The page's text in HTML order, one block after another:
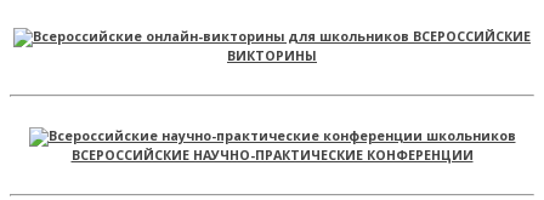
ВСЕРОССИЙСКИЕ
ВИКТОРИНЫ
ВСЕРОССИЙСКИЕ НАУЧНО-ПРАКТИЧЕСКИЕ КОНФЕРЕНЦИИ